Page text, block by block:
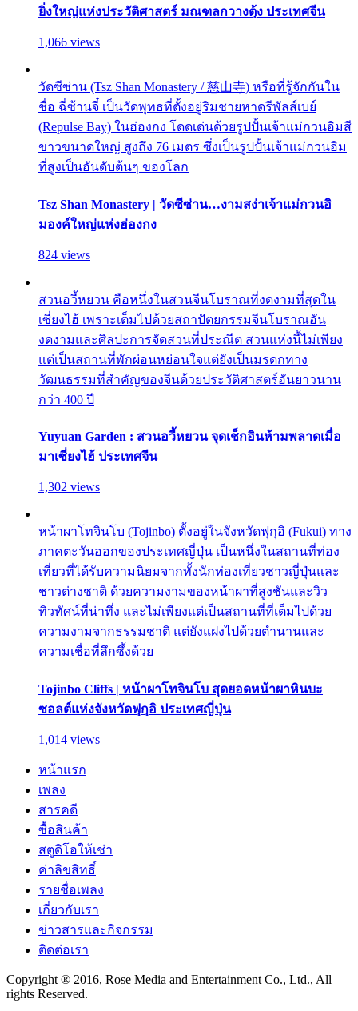
ยิ่งใหญ่แห่งประวัติศาสตร์ มณฑลกวางตุ้ง ประเทศจีน
1,066 views
วัดซีซ่าน (Tsz Shan Monastery / 慈山寺) หรือที่รู้จักกันใน
ชื่อ ฉี่ซ้านจี๋ เป็นวัดพุทธที่ตั้งอยู่ริมชายหาดรีพัลส์เบย์
(Repulse Bay) ในฮ่องกง โดดเด่นด้วยรูปปั้นเจ้าแม่กวนอิมสี
ขาวขนาดใหญ่ สูงถึง 76 เมตร ซึ่งเป็นรูปปั้นเจ้าแม่กวนอิม
ที่สูงเป็นอันดับต้นๆ ของโลก
Tsz Shan Monastery | วัดซีซ่าน…งามสง่าเจ้าแม่กวนอิ
มองค์ใหญ่แห่งฮ่องกง
824 views
สวนอวี้หยวน คือหนึ่งในสวนจีนโบราณที่งดงามที่สุดใน
เซี่ยงไฮ้ เพราะเต็มไปด้วยสถาปัตยกรรมจีนโบราณอัน
งดงามและศิลปะการจัดสวนที่ประณีต สวนแห่งนี้ไม่เพียง
แต่เป็นสถานที่พักผ่อนหย่อนใจแต่ยังเป็นมรดกทาง
วัฒนธรรมที่สำคัญของจีนด้วยประวัติศาสตร์อันยาวนาน
กว่า 400 ปี
Yuyuan Garden : สวนอวี้หยวน จุดเช็กอินห้ามพลาดเมื่อ
มาเซี่ยงไฮ้ ประเทศจีน
1,302 views
หน้าผาโทจินโบ (Tojinbo) ตั้งอยู่ในจังหวัดฟุกุอิ (Fukui) ทาง
ภาคตะวันออกของประเทศญี่ปุ่น เป็นหนึ่งในสถานที่ท่อง
เที่ยวที่ได้รับความนิยมจากทั้งนักท่องเที่ยวชาวญี่ปุ่นและ
ชาวต่างชาติ ด้วยความงามของหน้าผาที่สูงชันและวิว
ทิวทัศน์ที่น่าทึ่ง และไม่เพียงแต่เป็นสถานที่ที่เต็มไปด้วย
ความงามจากธรรมชาติ แต่ยังแฝงไปด้วยตำนานและ
ความเชื่อที่ลึกซึ้งด้วย
Tojinbo Cliffs | หน้าผาโทจินโบ สุดยอดหน้าผาหินบะ
ซอลต์แห่งจังหวัดฟุกุอิ ประเทศญี่ปุ่น
1,014 views
หน้าแรก
เพลง
สารคดี
ซื้อสินค้า
สตูดิโอให้เช่า
ค่าลิขสิทธิ์
รายชื่อเพลง
เกี่ยวกับเรา
ข่าวสารและกิจกรรม
ติดต่อเรา
Copyright ® 2016, Rose Media and Entertainment Co., Ltd., All
rights Reserved.